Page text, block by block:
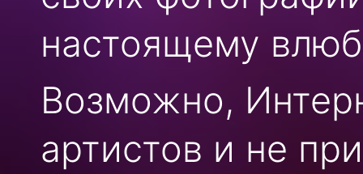
настоящему
Возможно,
артистов и не